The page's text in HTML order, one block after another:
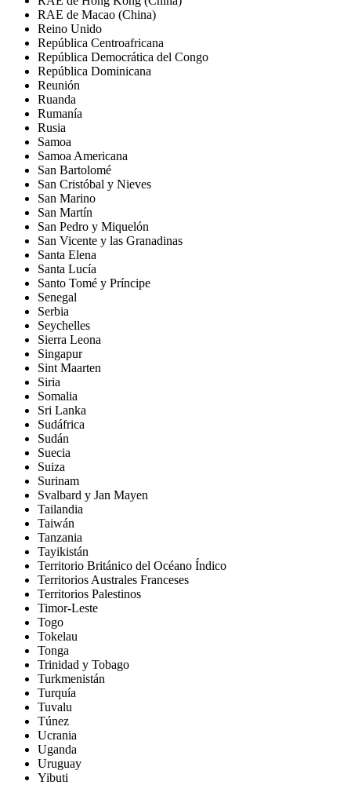
RAE de Macao (China)
Reino Unido
República Centroafricana
República Democrática del Congo
República Dominicana
Reunión
Ruanda
Rumanía
Rusia
Samoa
Samoa Americana
San Bartolomé
San Cristóbal y Nieves
San Marino
San Martín
San Pedro y Miquelón
San Vicente y las Granadinas
Santa Elena
Santa Lucía
Santo Tomé y Príncipe
Senegal
Serbia
Seychelles
Sierra Leona
Singapur
Sint Maarten
Siria
Somalia
Sri Lanka
Sudáfrica
Sudán
Suecia
Suiza
Surinam
Svalbard y Jan Mayen
Tailandia
Taiwán
Tanzania
Tayikistán
Territorio Británico del Océano Índico
Territorios Australes Franceses
Territorios Palestinos
Timor-Leste
Togo
Tokelau
Tonga
Trinidad y Tobago
Turkmenistán
Turquía
Tuvalu
Túnez
Ucrania
Uganda
Uruguay
Yibuti